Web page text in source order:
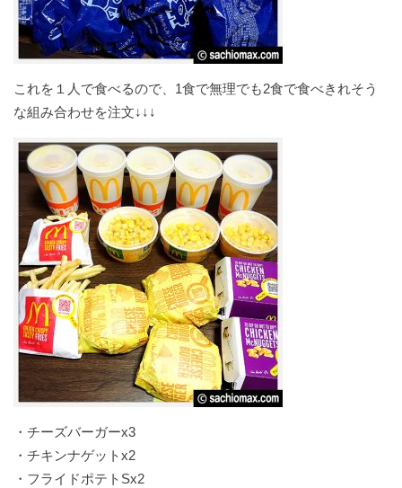
これを１人で食べるので、1食で無理でも2食で食べきれそう
な組み合わせを注文↓↓↓
・チーズバーガーx3
・チキンナゲットx2
・フライドポテトSx2